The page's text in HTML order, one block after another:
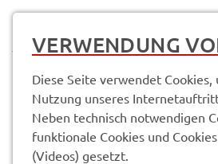
Service­leis­tun­gen & Infor­ma­tio­nen
Waffen; Anzei­ge des Erwerbs einer
VERWENDUNG
Diese Seite verwendet
Nutzung unseres
Neben technisch notwendigen
funktionale Cookies und
(Videos) gesetzt.